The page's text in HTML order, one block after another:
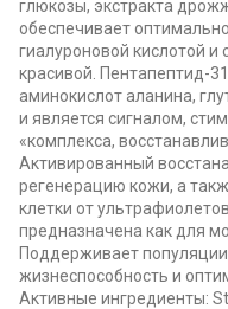
глюкозы, экстракта
обеспечивает
гиалуроновой кислотой
красивой. Пентапептид-
аминокислот аланина,
и является сигналом,
«комплекса,
Активированный
регенерацию кожи, а
клетки от
предназначена как для
Поддерживает
жизнеспособность и
Активные ингредиенты: